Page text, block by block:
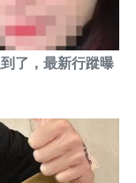
了，最新行蹤曝